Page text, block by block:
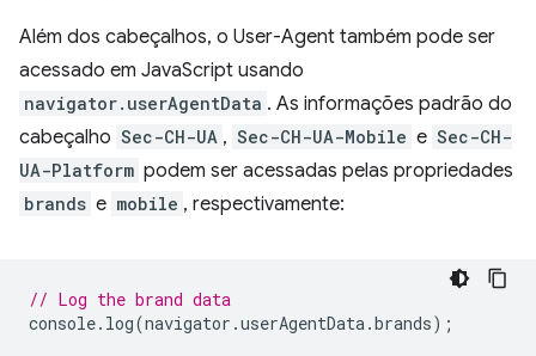
Além dos cabeçalhos, o User-Agent também pode ser
acessado em JavaScript usando
navigator.userAgentData . As informações padrão do
cabeçalho Sec-CH-UA , Sec-CH-UA-Mobile e Sec-CH-
UA-Platform podem ser acessadas pelas propriedades
brands e mobile , respectivamente:
// Log the brand data
console. log(navigator .userAgentData.brands);